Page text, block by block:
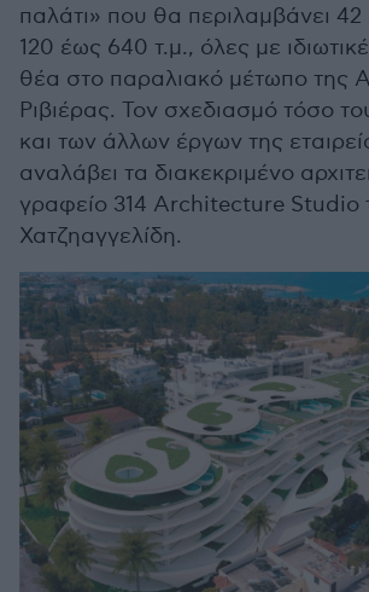
παλάτι» που θα περιλαμβάνει 42
120 έως 640 τ.μ., όλες με
θέα στο παραλιακό μέτωπο της
Ριβιέρας. Τον σχεδιασμό τόσο
και των άλλων έργων της
αναλάβει τα διακεκριμένο
γραφείο 314 Architecture Studio
Χατζηαγγελίδη.